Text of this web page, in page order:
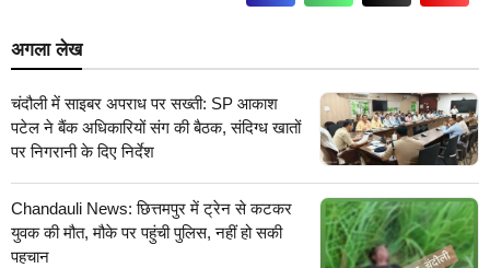
अगला लेख
चंदौली में साइबर अपराध पर सख्ती: SP आकाश
पटेल ने बैंक अधिकारियों संग की बैठक, संदिग्ध खातों
पर निगरानी के दिए निर्देश
Chandauli News: छित्तमपुर में ट्रेन से कटकर
युवक की मौत, मौके पर पहुंची पुलिस, नहीं हो सकी
पहचान